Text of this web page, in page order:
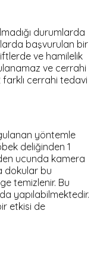
durumlarda
başvurulan bir
ve hamilelik
ve cerrahi
cerrahi tedavi
yöntemle
deliğinden 1
ucunda kamera
dokular bu
temizlenir. Bu
yapılabilmektedir.
etkisi de